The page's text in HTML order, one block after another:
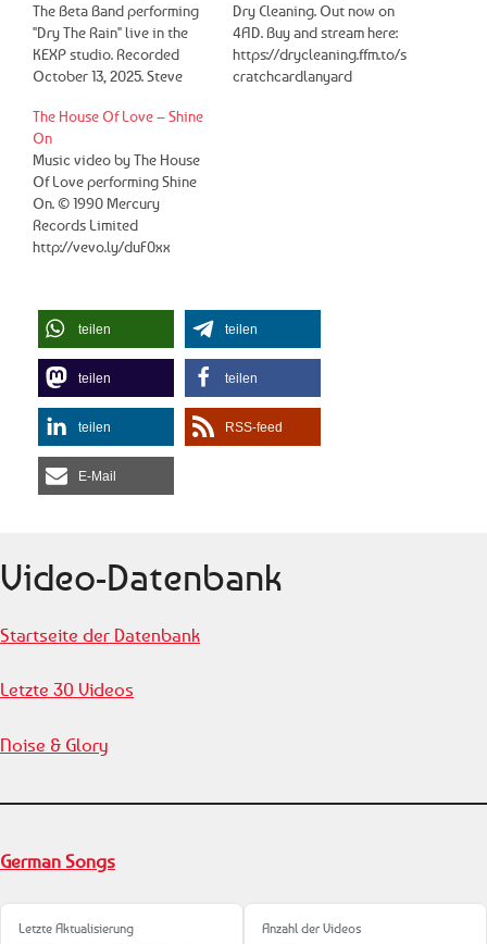
The Beta Band performing
"Dry The Rain" live in the
KEXP studio. Recorded
October 13, 2025. Steve
John Maclean - Piano,
Sampler, Background
Vocals Robin Jones - Drums,
Background Vocals Richard
Greentree - Bass,
Background Vocals Host:
Morgan Chosnyk Audio
Dry Cleaning. Out now on
4AD. Buy and stream here:
https://drycleaning.ffm.to/s
cratchcardlanyard
Watch the live performance
of 'Scratchcard Lanyard'
here:
https://youtu.be/zyjuJ6jLsx
A ] Directed by
Rottingdean Bazaar Set by
Rottingdean…
The House Of Love – Shine
On
Music video by The House
Of Love performing Shine
On. © 1990 Mercury
Records Limited
http://vevo.ly/duF0xx
teilen teilen
teilen teilen
teilen RSS-feed
E-Mail
Video-Datenbank
Startseite der Datenbank
Letzte 30 Videos
Noise & Glory
German Songs
Letzte Aktualisierung Anzahl der Videos